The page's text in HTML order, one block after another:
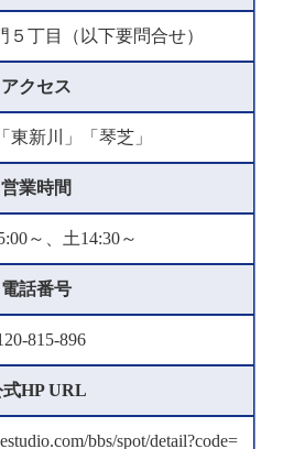
５丁目（以下要問合せ）
アクセス
東新川」「琴芝」
営業時間
～、土14:30～
電話番号
815-896
式HP URL
bbs/spot/detail?code=